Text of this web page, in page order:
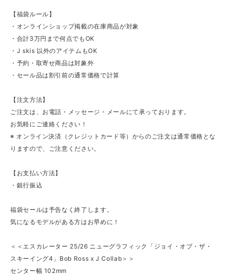
【福袋ルール】
・オンラインショップ掲載の在庫商品が対象
・合計3万円まで何点でもOK
・J skis 以外のアイテムもOK
・予約・取寄せ商品は対象外
・セール品は割引前の通常価格で計算
【注文方法】
ご注文は、お電話・メッセージ・メールにて承っております。
お気軽にご連絡ください！
※ オンライン決済（クレジットカード等）からのご注文は通常価格とな
りますので、ご注意ください。
【お支払い方法】
・銀行振込
福袋セールは予告なく終了します。
気になるモデルがある方はお早めに！
＜＜エスカレーター 25/26 ニューグラフィック「ジョイ・オブ・ザ・
スキーイング4」Bob Ross x J Collab＞＞
センター幅 102mm